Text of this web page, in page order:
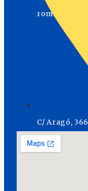
C/ Aragó,